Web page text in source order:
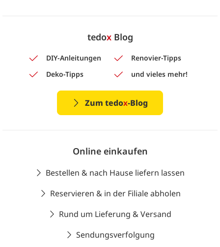
tedoxBlog
DIY-Anleitungen
Renovier-Tipps
Deko-Tipps
und vieles mehr!
Zum tedox-Blog
Online einkaufen
Bestellen & nach Hause liefern lassen
Reservieren & in der Filiale abholen
Rund um Lieferung & Versand
Sendungsverfolgung